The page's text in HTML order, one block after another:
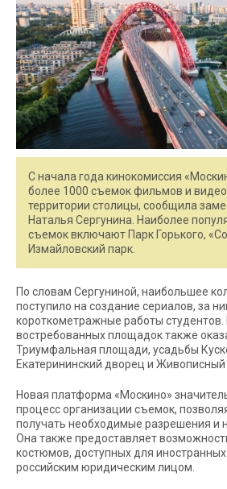
С начала года кинокомиссия
более 1000 съемок фильмов и
территории столицы, сообщила
Наталья Сергунина. Наиболее
съемок включают Парк Горького,
Измайловский парк.
По словам Сергуниной, наибольшее
поступило на создание сериалов, за
короткометражные работы студентов.
востребованных площадок также
Триумфальная площади, усадьбы
Екатерининский дворец и Живописный
Новая платформа «Москино»
процесс организации съемок,
получать необходимые разрешения и
Она также предоставляет
костюмов, доступных для
российским юридическим лицом.